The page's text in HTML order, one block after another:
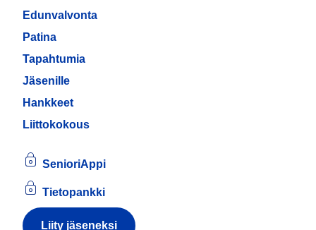
Edunvalvonta
Patina
Tapahtumia
Jäsenille
Hankkeet
Liittokokous
SenioriAppi
Tietopankki
Liity jäseneksi